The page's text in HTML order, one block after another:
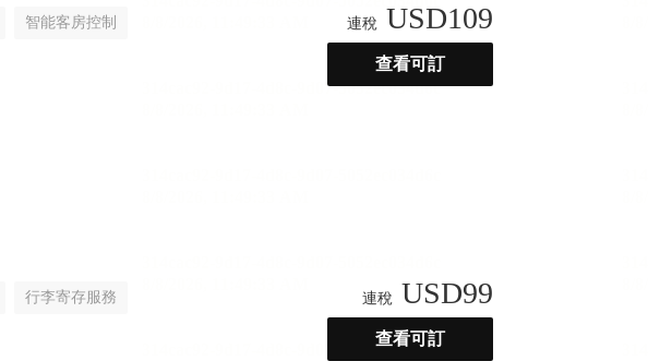
智能客房控制 連稅 USD109
查看可訂
行李寄存服務 連稅 USD99
查看可訂